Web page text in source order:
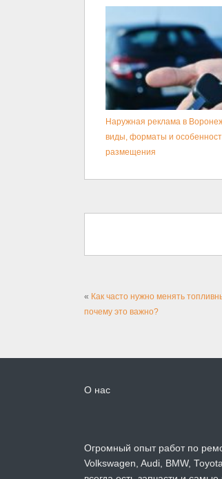
Наружная реклама в
виды, форматы и
размещения
« Как часто нужно менять
почему это важно?
О нас
Огромный опыт работ по
Volkswagen, Audi, BMW,